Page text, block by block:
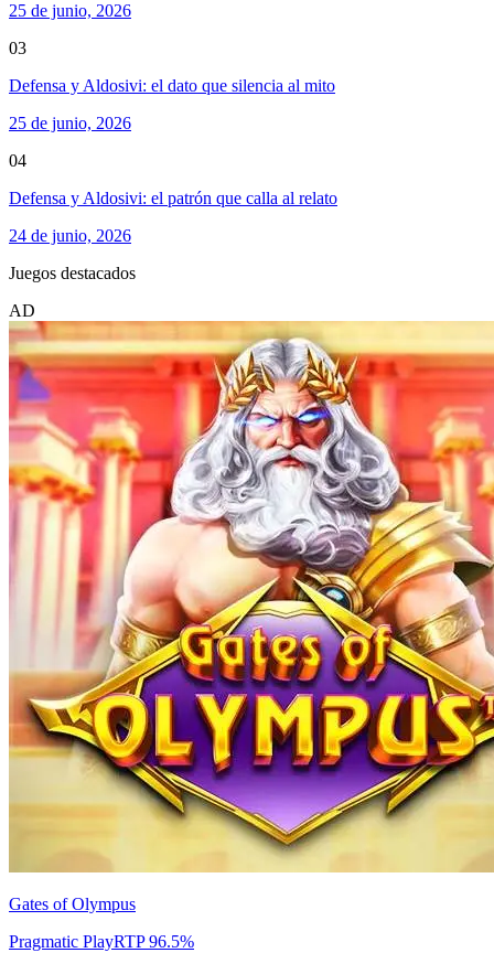
25 de junio, 2026
03
Defensa y Aldosivi: el dato que silencia al mito
25 de junio, 2026
04
Defensa y Aldosivi: el patrón que calla al relato
24 de junio, 2026
Juegos destacados
AD
Gates of Olympus
Pragmatic PlayRTP96.5%